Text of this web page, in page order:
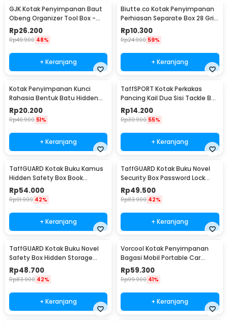
GJK Kotak Penyimpanan Baut
Obeng Organizer Tool Box -
Z20
Rp26.200
Rp49.900 48%
+ Keranjang
Biutte.co Kotak Penyimpanan
Perhiasan Separate Box 28 Grid
- SN-14
Rp10.300
Rp24.900 59%
+ Keranjang
Kotak Penyimpanan Kunci
Rahasia Bentuk Batu Hidden
Key Box - B0521
Rp20.200
Rp40.900 51%
+ Keranjang
TaffSPORT Kotak Perkakas
Pancing Kail Dua Sisi Tackle Box
14 Grid - LX01
Rp14.200
Rp30.900 55%
+ Keranjang
TaffGUARD Kotak Buku Kamus
Hidden Safety Box Book
Password Lock Size S - KB-10P
Rp54.000
Rp91.900 42%
+ Keranjang
TaffGUARD Kotak Buku Novel
Security Box Password Lock
Size S - KB-20P
Rp49.500
Rp83.900 42%
+ Keranjang
TaffGUARD Kotak Buku Novel
Safety Box Hidden Storage
Password Lock - KB-30P
Rp48.700
Rp83.900 42%
+ Keranjang
Vorcool Kotak Penyimpanan
Bagasi Mobil Portable Car
Storage Box 25 L - VL25
Rp59.300
Rp99.900 41%
+ Keranjang